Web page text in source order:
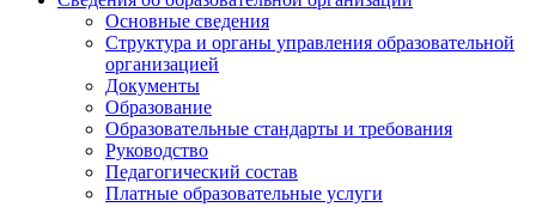
Основные сведения
Структура и органы управления образовательной
организацией
Документы
Образование
Образовательные стандарты и требования
Руководство
Педагогический состав
Платные образовательные услуги